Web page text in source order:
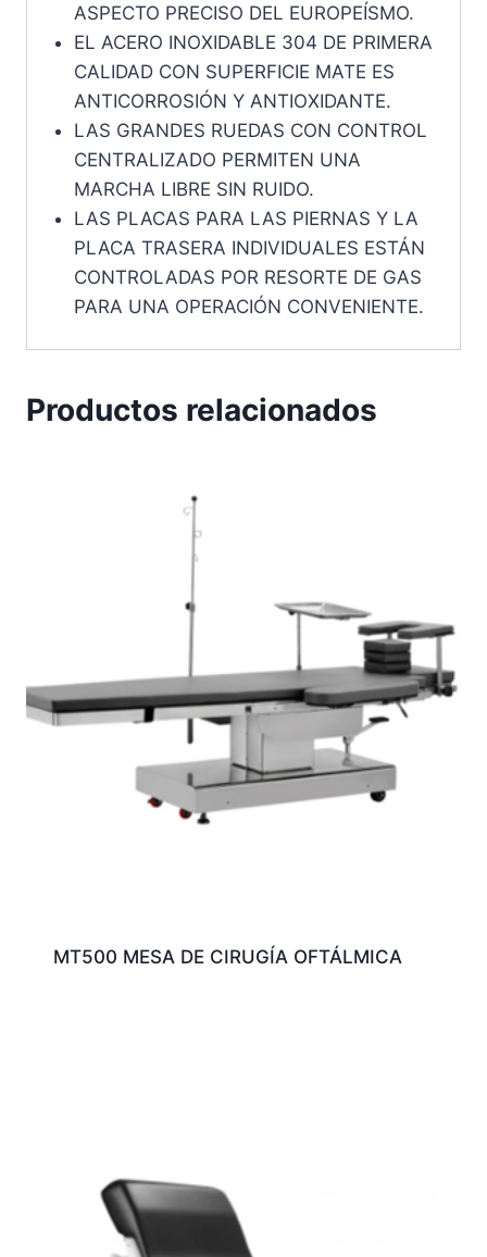
ASPECTO PRECISO DEL EUROPEÍSMO.
EL ACERO INOXIDABLE 304 DE PRIMERA
CALIDAD CON SUPERFICIE MATE ES
ANTICORROSIÓN Y ANTIOXIDANTE.
LAS GRANDES RUEDAS CON CONTROL
CENTRALIZADO PERMITEN UNA
MARCHA LIBRE SIN RUIDO.
LAS PLACAS PARA LAS PIERNAS Y LA
PLACA TRASERA INDIVIDUALES ESTÁN
CONTROLADAS POR RESORTE DE GAS
PARA UNA OPERACIÓN CONVENIENTE.
Productos relacionados
MT500 MESA DE CIRUGÍA OFTÁLMICA